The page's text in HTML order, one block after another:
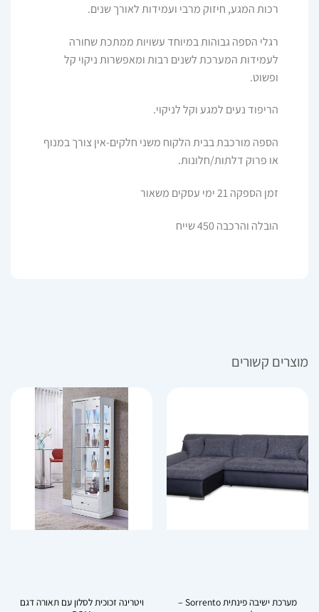
רכות המגע, חיזוק מרבי ועמידות לאורך שנים.
רגלי הספה גבוהות במיוחד עשויות ממתכת שחורה
לעמידות המערכת לשנים רבות ומאפשרות ניקוי קל
ופשוט.
הריפוד נעים למגע וקל לניקוי.
הספה מורכבת בבית הלקוח משני חלקים-אין צורך במנוף
או פרוק דלתות/חלונות.
זמן הספקה 21 ימי עסקים משאור
הובלה והרכבה 450 שייח
מוצרים קשורים
מערכת ישיבה פינתית Sorrento –
ויטרינה זכוכית לסלון עם תאורה דגם